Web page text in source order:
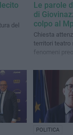
del
Le parole
di
colpo al
Chiesta
territori teatro
fenomeni
POLITICA